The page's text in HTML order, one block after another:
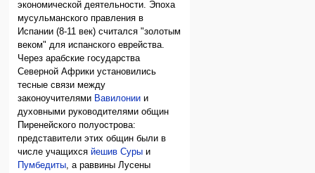
экономической деятельности. Эпоха
мусульманского правления в
Испании (8-11 век) считался "золотым
веком" для испанского еврейства.
Через арабские государства
Северной Африки установились
тесные связи между
законоучителями Вавилонии и
духовными руководителями общин
Пиренейского полуострова:
представители этих общин были в
числе учащихсяйешив Суры и
Пумбедиты, а раввины Лусены